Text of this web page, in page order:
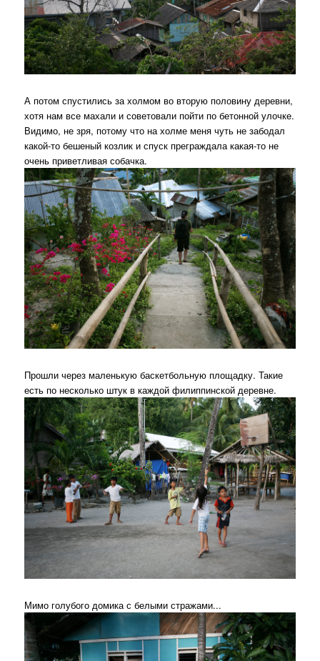
А потом спустились за холмом во вторую половину деревни,
хотя нам все махали и советовали пойти по бетонной улочке.
Видимо, не зря, потому что на холме меня чуть не забодал
какой-то бешеный козлик и спуск преграждала какая-то не
очень приветливая собачка.
Прошли через маленькую баскетбольную площадку. Такие
есть по несколько штук в каждой филиппинской деревне.
Мимо голубого домика с белыми стражами...